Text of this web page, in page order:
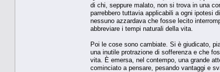
di chi, seppure malato, non si trova in una
parrebbero tuttavia applicabili a ogni ipotesi
nessuno azzardava che fosse lecito
abbreviare i tempi naturali della vita.
Poi le cose sono cambiate. Si è giudicato,
una inutile protrazione di sofferenza e che
vita. È emersa, nel contempo, una grande
cominciato a pensare, pesando vantaggi e